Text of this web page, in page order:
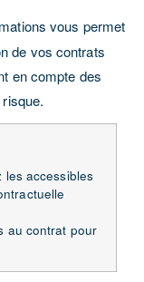
vous permet
de vos contrats
en compte des
accessibles
au contrat pour